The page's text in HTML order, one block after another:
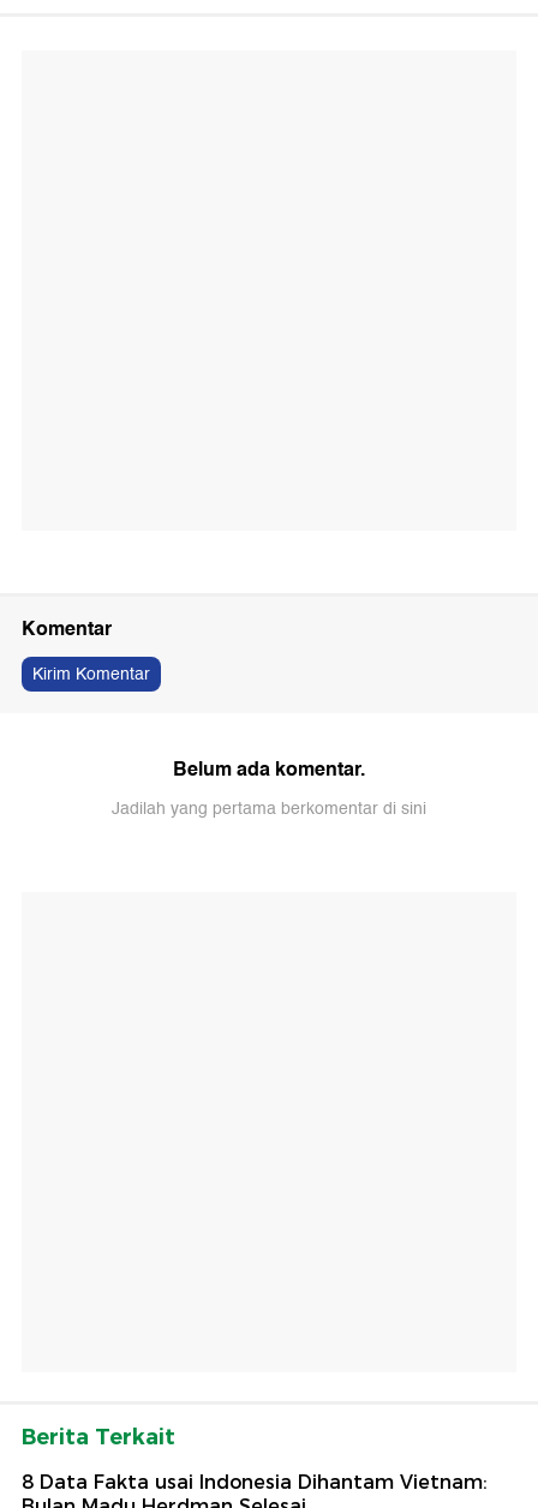
Komentar
Kirim Komentar
Belum ada komentar.
Jadilah yang pertama berkomentar di sini
Berita Terkait
8 Data Fakta usai Indonesia Dihantam Vietnam: